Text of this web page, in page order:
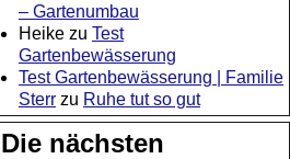
– Gartenumbau
Heikezu Test
Gartenbewässerung
Test Gartenbewässerung | Familie
Sterrzu Ruhe tut so gut
Die nächsten